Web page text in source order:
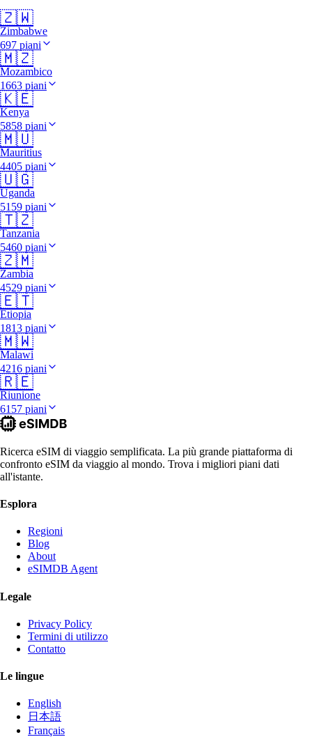
🇿🇼
Zimbabwe
697 piani
🇲🇿
Mozambico
1663 piani
🇰🇪
Kenya
5858 piani
🇲🇺
Mauritius
4405 piani
🇺🇬
Uganda
5159 piani
🇹🇿
Tanzania
5460 piani
🇿🇲
Zambia
4529 piani
🇪🇹
Etiopia
1813 piani
🇲🇼
Malawi
4216 piani
🇷🇪
Riunione
6157 piani
Ricerca eSIM di viaggio semplificata. La più grande piattaforma di
confronto eSIM da viaggio al mondo. Trova i migliori piani dati
all'istante.
Esplora
Regioni
Blog
About
eSIMDB Agent
Legale
Privacy Policy
Termini di utilizzo
Contatto
Le lingue
English
日本語
Français